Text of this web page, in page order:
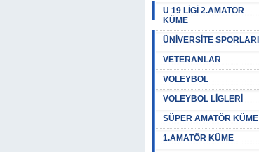
U 19 LİGİ 2.AMATÖR
KÜME
ÜNİVERSİTE SPORLARI
VETERANLAR
VOLEYBOL
VOLEYBOL LİGLERİ
SÜPER AMATÖR KÜME
1.AMATÖR KÜME